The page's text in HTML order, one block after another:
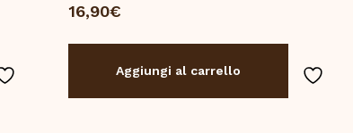
16,90€
Aggiungi al carrello